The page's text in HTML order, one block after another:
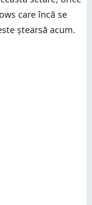
care încă se
ștearsă acum.